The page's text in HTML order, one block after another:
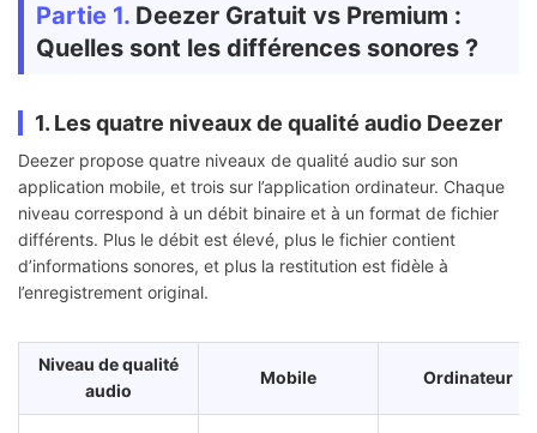
Partie 1. Deezer Gratuit vs Premium :
Quelles sont les différences sonores ?
1. Les quatre niveaux de qualité audio Deezer
Deezer propose quatre niveaux de qualité audio sur son
application mobile, et trois sur l’application ordinateur. Chaque
niveau correspond à un débit binaire et à un format de fichier
différents. Plus le débit est élevé, plus le fichier contient
d’informations sonores, et plus la restitution est fidèle à
l’enregistrement original.
Niveau de qualité
audio
Mobile Ordinateur